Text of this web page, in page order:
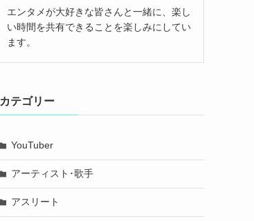
エンタメが大好きな皆さんと一緒に、楽し
い時間を共有できることを楽しみにしてい
ます。
カテゴリー
YouTuber
アーティスト･歌手
アスリート